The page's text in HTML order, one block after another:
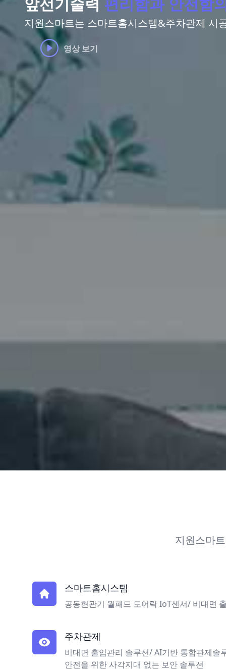
지원스마트는 스마트홈시스템&주차관제 시
영상 보기
지원스마
스마트홈시스템
공동현관기 월패드 도어락 IoT센서/ 비대면
주차관제
비대면 출입관리 솔루션/ AI기반 통합관제솔
안전을 위한 사각지대 없는 보안 솔루션